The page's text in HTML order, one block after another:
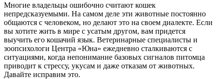
Многие владельцы ошибочно считают кошек
непредсказуемыми. На самом деле эти животные постоянно
общаются с человеком, но делают это на своем диалекте. Если
вы хотите жить в мире с усатым другом, вам придется
выучить его кошачий язык. Ветеринарные специалисты и
зоопсихологи Центра «Юна» ежедневно сталкиваются с
ситуациями, когда непонимание базовых сигналов питомца
приводит к стрессу, укусам и даже отказам от животных.
Давайте исправим это.